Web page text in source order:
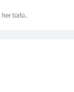
türlü...